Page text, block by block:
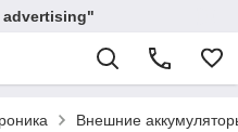
advertising"
Внешние